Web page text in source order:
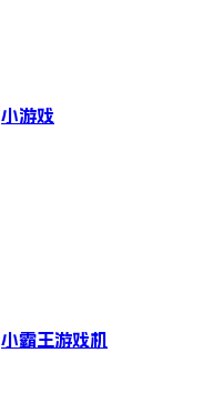
小游戏
小霸王游戏机